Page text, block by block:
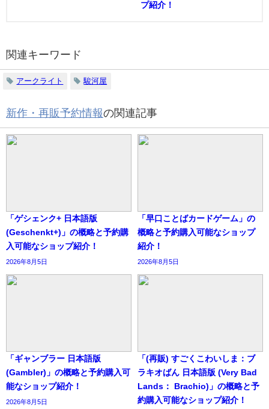
プ紹介！
関連キーワード
アークライト 駿河屋
新作・再販予約情報の関連記事
「ゲシェンク+ 日本語版
(Geschenkt+)」の概略と予約購
入可能なショップ紹介！
2026年8月5日
「早口ことばカードゲーム」の
概略と予約購入可能なショップ
紹介！
2026年8月5日
「ギャンブラー 日本語版
(Gambler)」の概略と予約購入可
能なショップ紹介！
2026年8月5日
「(再販) すごくこわいしま：ブ
ラキオばん 日本語版 (Very Bad
Lands： Brachio)」の概略と予
約購入可能なショップ紹介！